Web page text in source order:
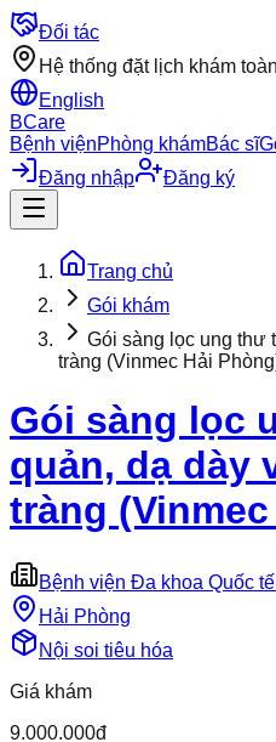
Đối tác
Hệ thống đặt lịch khám
English
BCare
Bệnh việnPhòng khámBác sĩ
Đăng nhập
Đăng ký
Trang chủ
Gói khám
Gói sàng lọc ung thư
tràng (Vinmec Hải
Gói sàng lọc
quản, dạ dày
tràng
Bệnh viện Đa khoa Quốc
Hải Phòng
Nội soi tiêu hóa
Giá khám
9.000.000đ